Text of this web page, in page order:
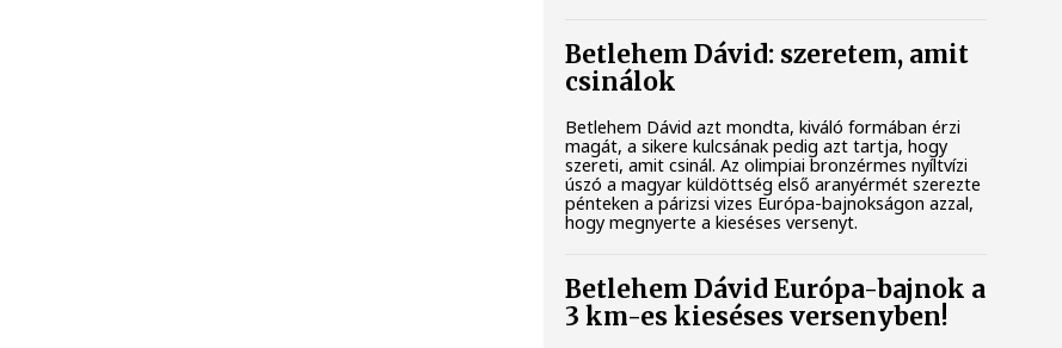
Betlehem Dávid: szeretem, amit
csinálok
Betlehem Dávid azt mondta, kiváló formában érzi
magát, a sikere kulcsának pedig azt tartja, hogy
szereti, amit csinál. Az olimpiai bronzérmes nyíltvízi
úszó a magyar küldöttség első aranyérmét szerezte
pénteken a párizsi vizes Európa-bajnokságon azzal,
hogy megnyerte a kieséses versenyt.
Betlehem Dávid Európa-bajnok a
3 km-es kieséses versenyben!